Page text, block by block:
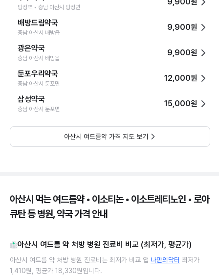
탕정역 • 충남 아산시 탕정면
배방드림약국
충남 아산시 배방읍
9,900원
광은약국
충남 아산시 배방읍
9,900원
둔포우리약국
충남 아산시 둔포면
12,000원
삼성약국
충남 아산시 둔포면
15,000원
아산시 여드름약 가격 지도 보기
아산시 먹는 여드름약 • 이소티논 • 이소트레티노인 • 로아
큐탄 등 병원, 약국 가격 안내
아산시 여드름 약 처방 병원 진료비 비교 (최저가, 평균가)
아산시 여드름 약 처방 병원 진료비는 최저가 비교 앱 나만의닥터 최저가
1,410원, 평균가 18,330원입니다.